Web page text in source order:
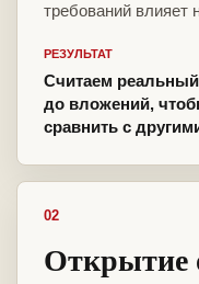
требований влияет
РЕЗУЛЬТАТ
Считаем
до вложений,
сравнить с
02
Открытие